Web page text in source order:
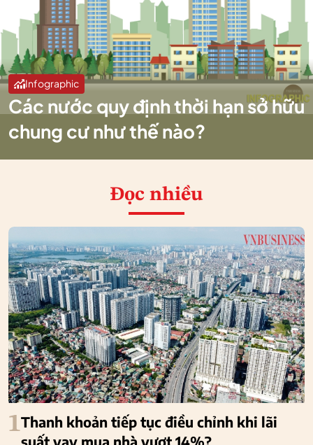
Infographic
Các nước quy định thời hạn sở hữu
chung cư như thế nào?
Đọc nhiều
1Thanh khoản tiếp tục điều chỉnh khi lãi
suất vay mua nhà vượt 14%?